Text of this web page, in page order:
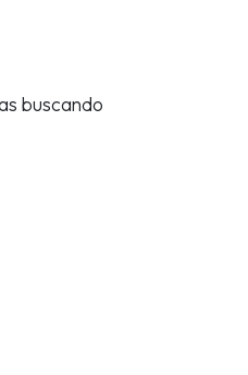
buscando